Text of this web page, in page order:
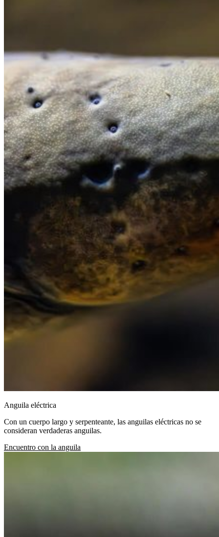
Anguila eléctrica
Con un cuerpo largo y serpenteante, las anguilas eléctricas no se
consideran verdaderas anguilas.
Encuentro con la anguila